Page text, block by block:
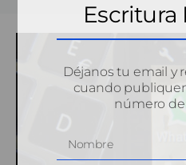
Escritura
Déjanos tu email y
cuando
número de